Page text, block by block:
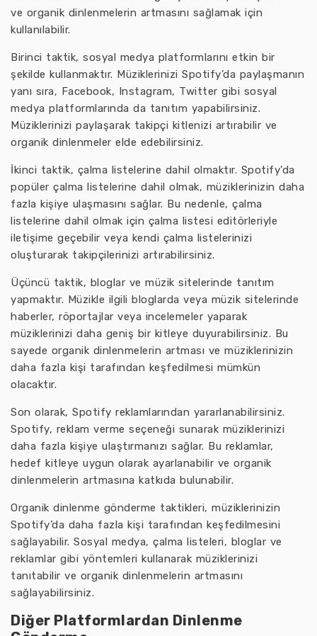
ve organik dinlenmelerin artmasını sağlamak için
kullanılabilir.
Birinci taktik, sosyal medya platformlarını etkin bir
şekilde kullanmaktır. Müziklerinizi Spotify’da paylaşmanın
yanı sıra, Facebook, Instagram, Twitter gibi sosyal
medya platformlarında da tanıtım yapabilirsiniz.
Müziklerinizi paylaşarak takipçi kitlenizi artırabilir ve
organik dinlenmeler elde edebilirsiniz.
İkinci taktik, çalma listelerine dahil olmaktır. Spotify’da
popüler çalma listelerine dahil olmak, müziklerinizin daha
fazla kişiye ulaşmasını sağlar. Bu nedenle, çalma
listelerine dahil olmak için çalma listesi editörleriyle
iletişime geçebilir veya kendi çalma listelerinizi
oluşturarak takipçilerinizi artırabilirsiniz.
Üçüncü taktik, bloglar ve müzik sitelerinde tanıtım
yapmaktır. Müzikle ilgili bloglarda veya müzik sitelerinde
haberler, röportajlar veya incelemeler yaparak
müziklerinizi daha geniş bir kitleye duyurabilirsiniz. Bu
sayede organik dinlenmelerin artması ve müziklerinizin
daha fazla kişi tarafından keşfedilmesi mümkün
olacaktır.
Son olarak, Spotify reklamlarından yararlanabilirsiniz.
Spotify, reklam verme seçeneği sunarak müziklerinizi
daha fazla kişiye ulaştırmanızı sağlar. Bu reklamlar,
hedef kitleye uygun olarak ayarlanabilir ve organik
dinlenmelerin artmasına katkıda bulunabilir.
Organik dinlenme gönderme taktikleri, müziklerinizin
Spotify’da daha fazla kişi tarafından keşfedilmesini
sağlayabilir. Sosyal medya, çalma listeleri, bloglar ve
reklamlar gibi yöntemleri kullanarak müziklerinizi
tanıtabilir ve organik dinlenmelerin artmasını
sağlayabilirsiniz.
Diğer Platformlardan Dinlenme